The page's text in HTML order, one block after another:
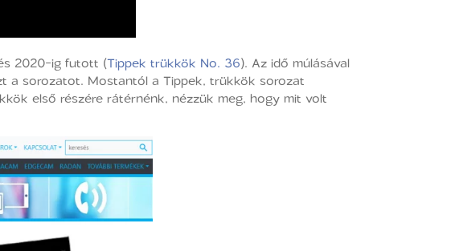
2020-ig futott (Tippek trükkök No. 36). Az idő múlásával
a sorozatot. Mostantól a Tippek, trükkök sorozat
első részére rátérnénk, nézzük meg, hogy mit volt